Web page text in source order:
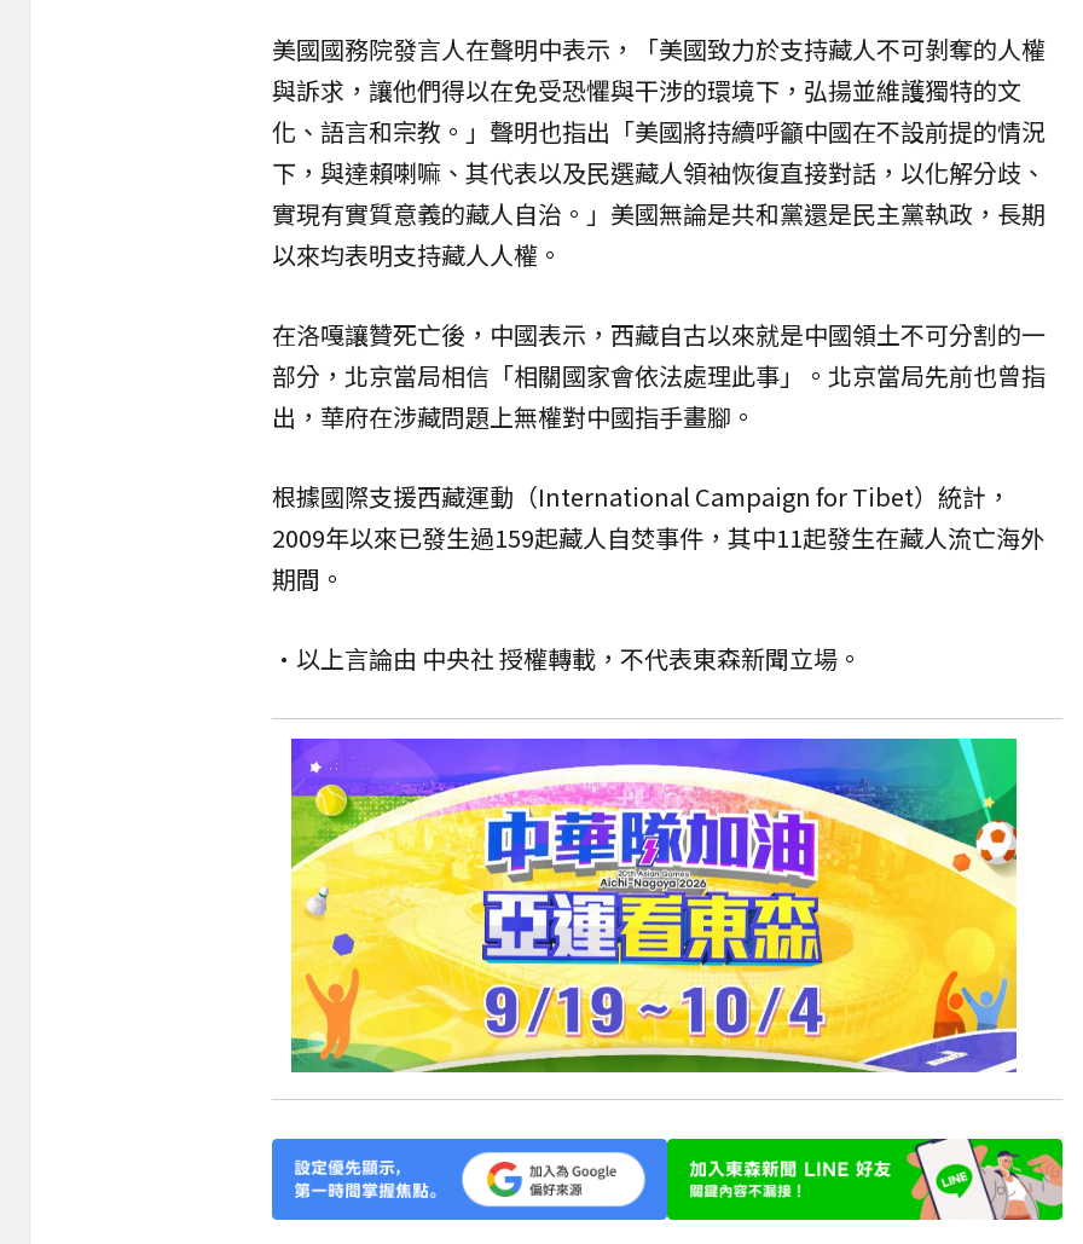
美國國務院發言人在聲明中表示，「美國致力於支持藏人不可剝奪的人權
與訴求，讓他們得以在免受恐懼與干涉的環境下，弘揚並維護獨特的文
化、語言和宗教。」聲明也指出「美國將持續呼籲中國在不設前提的情況
下，與達賴喇嘛、其代表以及民選藏人領袖恢復直接對話，以化解分歧、
實現有實質意義的藏人自治。」美國無論是共和黨還是民主黨執政，長期
以來均表明支持藏人人權。
在洛嘎讓贊死亡後，中國表示，西藏自古以來就是中國領土不可分割的一
部分，北京當局相信「相關國家會依法處理此事」。北京當局先前也曾指
出，華府在涉藏問題上無權對中國指手畫腳。
根據國際支援西藏運動（International Campaign for Tibet）統計，
2009年以來已發生過159起藏人自焚事件，其中11起發生在藏人流亡海外
期間。
•以上言論由 中央社 授權轉載，不代表東森新聞立場。